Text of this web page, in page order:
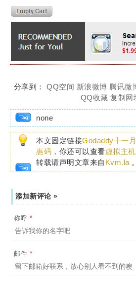
分享到： QQ空间 新浪微博 腾讯微
QQ收藏 复制网
none
本文固定链接Godaddy十一
惠码 ，你还可以查看虚拟主机
转载请声明文章来自 Kvm.la 。
添加新评论 »
称呼 *
邮件 *